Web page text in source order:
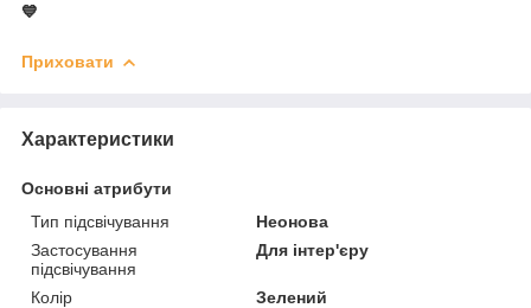
💙
Приховати
Характеристики
Основні атрибути
Тип підсвічування
Неонова
Застосування
підсвічування
Для інтер'єру
Колір
Зелений